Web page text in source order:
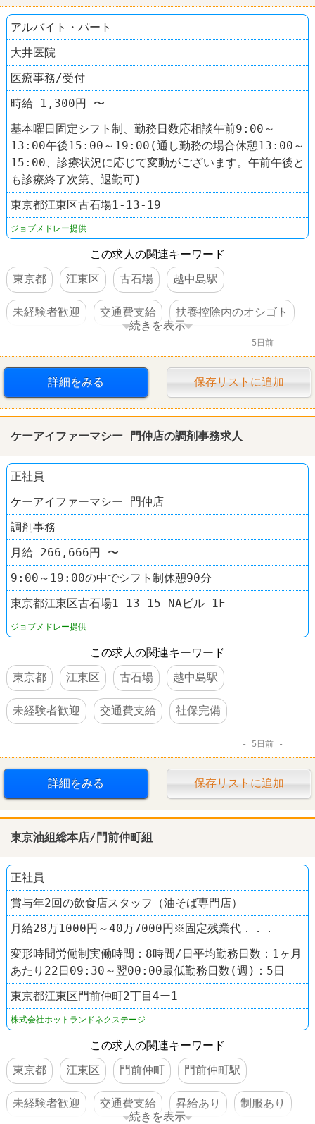
アルバイト・パート
大井医院
医療事務/受付
時給 1,300円 〜
基本曜日固定シフト制、勤務日数応相談午前9:00～
13:00午後15:00～19:00(通し勤務の場合休憩13:00～
15:00、診療状況に応じて変動がございます。午前午後と
も診療終了次第、退勤可)
東京都江東区古石場1-13-19
ジョブメドレー提供
この求人の関連キーワード
東京都
江東区 古石場 越中島駅
未経験者歓迎 交通費支給 扶養控除内のオシゴト
続きを表示
5日前
詳細をみる 保存リストに追加
ケーアイファーマシー 門仲店の調剤事務求人
正社員
ケーアイファーマシー 門仲店
調剤事務
月給 266,666円 〜
9:00～19:00の中でシフト制休憩90分
東京都江東区古石場1-13-15 NAビル 1F
ジョブメドレー提供
この求人の関連キーワード
東京都
江東区 古石場 越中島駅
未経験者歓迎 交通費支給 社保完備
5日前
詳細をみる 保存リストに追加
東京油組総本店/門前仲町組
正社員
賞与年2回の飲食店スタッフ（油そば専門店）
月給28万1000円～40万7000円※固定残業代．．．
変形時間労働制実働時間：8時間/日平均勤務日数：1ヶ月
あたり22日09:30～翌00:00最低勤務日数(週)：5日
東京都江東区門前仲町2丁目4ー1
株式会社ホットランドネクステージ
この求人の関連キーワード
東京都
江東区 門前仲町 門前仲町駅
未経験者歓迎 交通費支給 昇給あり
制服あり
続きを表示